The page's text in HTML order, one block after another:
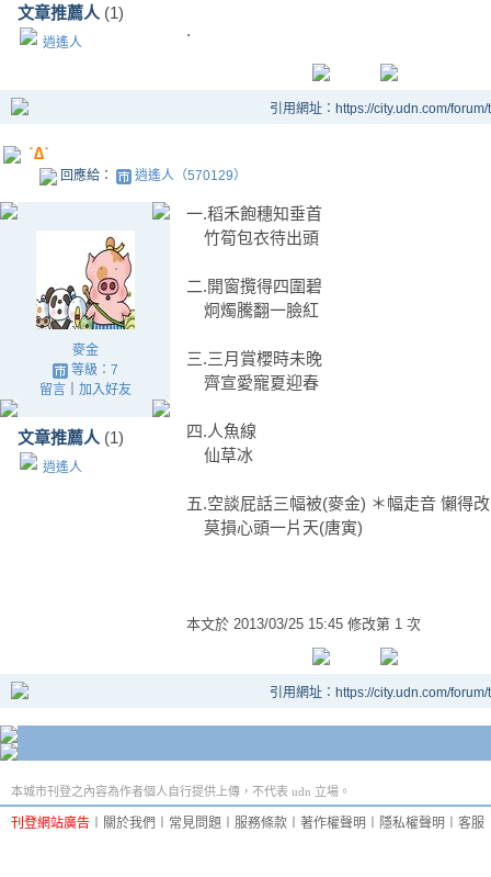
文章推薦人 (1)
逍遙人
.
引用網址：https://city.udn.com/
˙∆˙
回應給： 逍遙人（570129）
麥金
等級：7
留言｜ 加入好友
文章推薦人 (1)
逍遙人
一.稻禾飽穗知垂首
竹筍包衣待出頭
二.開窗攬得四圍碧
炯燭騰翻一臉紅
三.三月賞櫻時未晚
齊宣愛寵夏迎春
四.人魚線
仙草冰
五.空談屁話三幅被(麥金) ＊幅走音 懶得改
莫損心頭一片天(唐寅)
本文於 2013/03/25 15:45 修改第 1 次
引用網址：https://city.udn.com/
本城市刊登之內容為作者個人自行提供上傳，不代表 udn 立場。
刊登網站廣告 關於我們 常見問題 服務條款 著作權聲明 隱私權聲明 客服